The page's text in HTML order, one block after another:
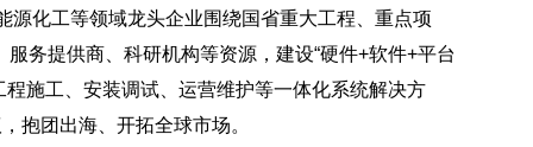
源化工等领域龙头企业围绕国省重大工程、重点项
务提供商、科研机构等资源，建设“硬件+软件+平台
施工、安装调试、运营维护等一体化系统解决方
抱团出海、开拓全球市场。